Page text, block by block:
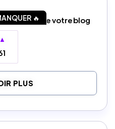
🔥
le trafic de votre blog
▲
PLUS